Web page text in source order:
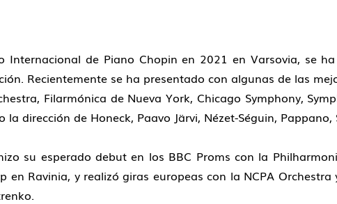
Internacional de Piano Chopin en 2021 en Varsovia, se
Recientemente se ha presentado con algunas de las
Filarmónica de Nueva York, Chicago Symphony,
la dirección de Honeck, Paavo Järvi, Nézet-Séguin, Pappano,
su esperado debut en los BBC Proms con la
en Ravinia, y realizó giras europeas con la NCPA